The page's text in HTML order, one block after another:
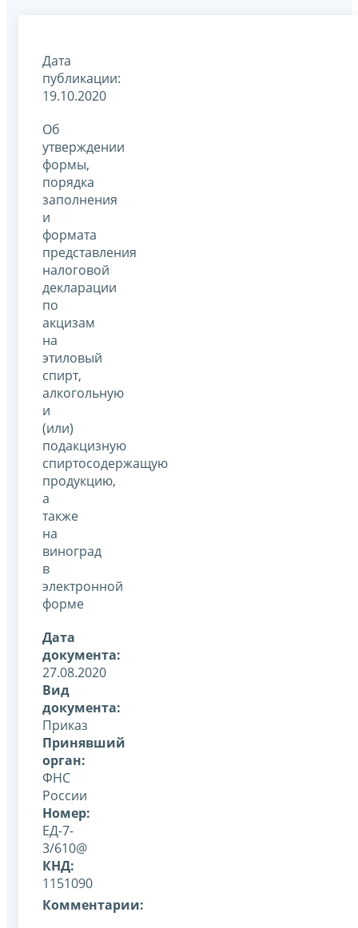
Дата
публикации:
19.10.2020
Об
утверждении
формы,
порядка
заполнения
и
формата
представления
налоговой
декларации
по
акцизам
на
этиловый
спирт,
алкогольную
и
(или)
подакцизную
спиртосодержащую
продукцию,
а
также
на
виноград
в
электронной
форме
Дата
документа:
27.08.2020
Вид
документа:
Приказ
Принявший
орган:
ФНС
России
Номер:
ЕД-7-
3/610@
КНД:
1151090
Комментарии: